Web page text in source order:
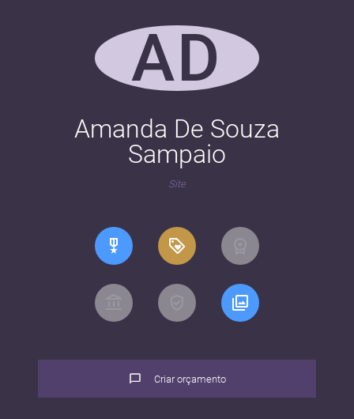
AD
Amanda De Souza
Sampaio
Site
Criar orçamento